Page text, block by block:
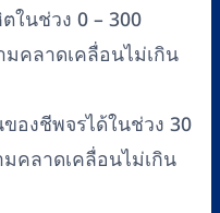
ในช่วง 0 – 300
คลาดเคลื่อนไม่เกิน
องชีพจรได้ในช่วง 30
คลาดเคลื่อนไม่เกิน